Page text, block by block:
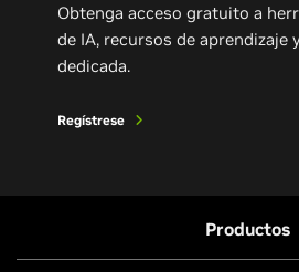
Obtenga acceso gratuito a
de IA, recursos de aprendizaje
dedicada.
Regístrese
Productos